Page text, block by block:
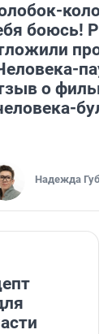
боюсь!
о
Надежда